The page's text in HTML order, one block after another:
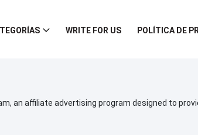
WRITE FOR US POLÍTICA DE
an affiliate advertising program designed to